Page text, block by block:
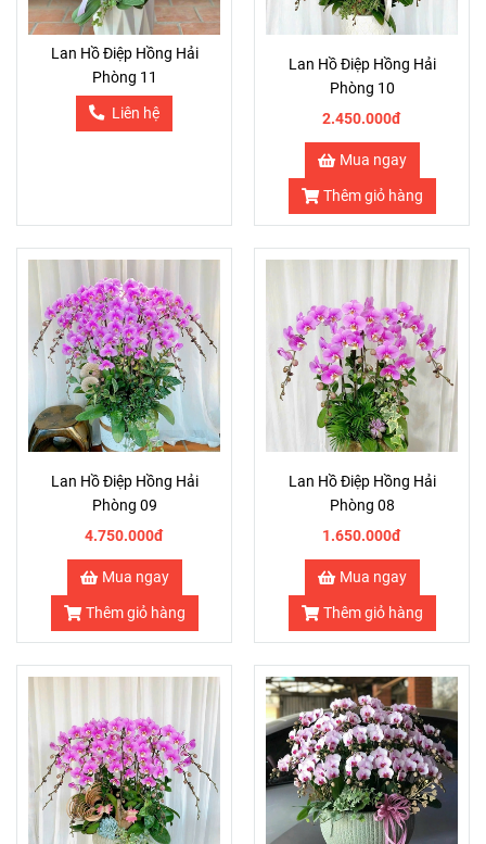
Lan Hồ Điệp Hồng Hải
Phòng 11
Liên hệ
Lan Hồ Điệp Hồng Hải
Phòng 10
2.450.000đ
Mua ngay
Thêm giỏ hàng
Lan Hồ Điệp Hồng Hải
Phòng 09
4.750.000đ
Mua ngay
Thêm giỏ hàng
Lan Hồ Điệp Hồng Hải
Phòng 08
1.650.000đ
Mua ngay
Thêm giỏ hàng